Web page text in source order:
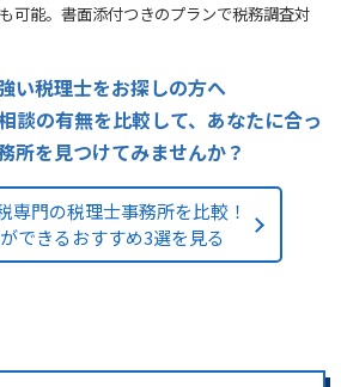
可能。書面添付つきのプランで税務調査対
い税理士をお探しの方へ
談の有無を比較して、あなたに合っ
所を見つけてみませんか？
専門の税理士事務所を比較！
できるおすすめ3選を見る